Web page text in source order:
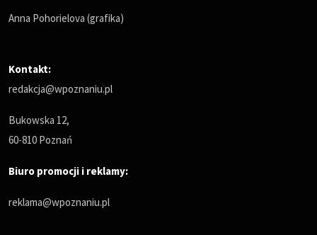
Anna Pohorielova (grafika)
Kontakt:
redakcja@wpoznaniu.pl
Bukowska 12,
60-810 Poznań
Biuro promocji i reklamy:
reklama@wpoznaniu.pl